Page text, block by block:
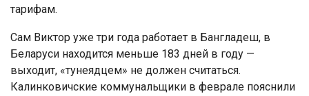
тарифам.
Сам Виктор уже три года работает в Бангладеш, в
Беларуси находится меньше 183 дней в году —
выходит, «тунеядцем» не должен считаться.
Калинковичские коммунальщики в феврале пояснили